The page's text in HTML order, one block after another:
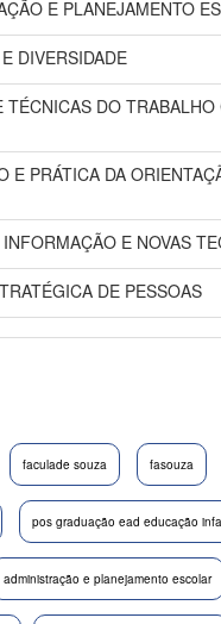
E PLANEJAMENTO
DIVERSIDADE
TÉCNICAS DO TRABALHO
E PRÁTICA DA
E NOVAS
DE PESSOAS
faculade souza fasouza
pos graduação ead educação
administração e planejamento escolar